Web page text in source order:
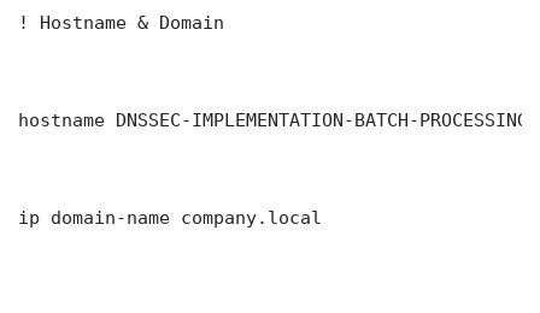
! Hostname & Domain
hostname DNSSEC-IMPLEMENTATION-BATCH-
ip domain-name company.local